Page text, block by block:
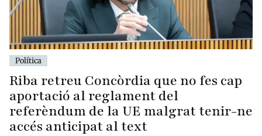
Política
Riba retreu Concòrdia que no fes cap
aportació al reglament del
referèndum de la UE malgrat tenir-ne
accés anticipat al text